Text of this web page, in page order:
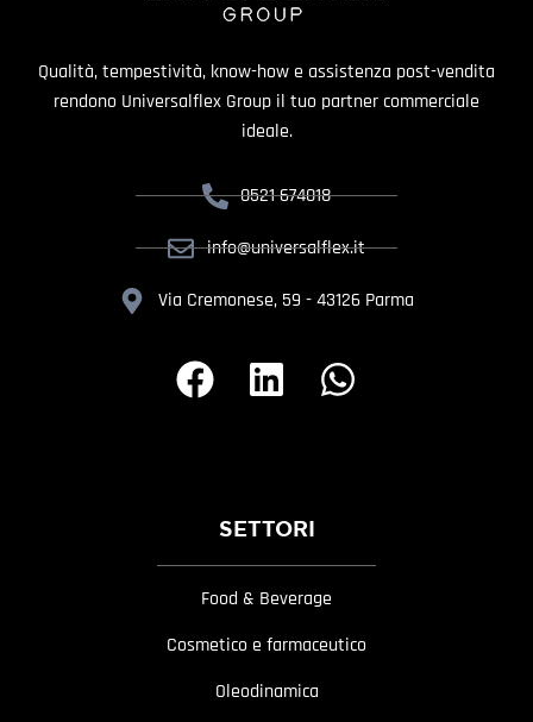
Qualità, tempestività, know-how e assistenza post-vendita
rendono Universalflex Group il tuo partner commerciale
ideale.
0521 674018
info@universalflex.it
Via Cremonese, 59 - 43126 Parma
SETTORI
Food & Beverage
Cosmetico e farmaceutico
Oleodinamica